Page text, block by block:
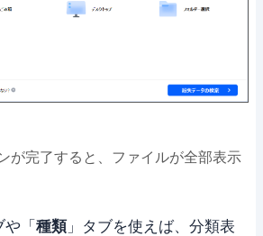
が完了すると、ファイルが全部表示
や「種類」タブを使えば、分類表